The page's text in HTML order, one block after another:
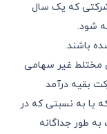
که یک سال
شود.
باشند.
مختلط غیر سهامی
شرکت بقیه درآمد
یا به نسبتی که در
طور جداگانه